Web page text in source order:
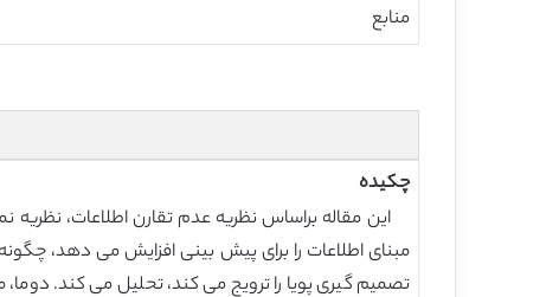
منابع
چکیده
این مقاله براساس نظریه عدم تقارن اطلاعات، نظریه
مبنای اطلاعات را برای پیش بینی افزایش می دهد،
تصمیم گیری پویا را ترویج می کند، تحلیل می کند.